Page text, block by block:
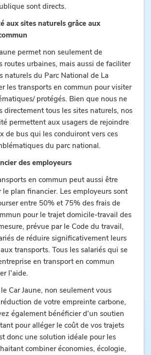
sont directs.
aux sites naturels grâce aux
permet non seulement de
routes urbaines, mais aussi de faciliter
naturels du Parc National de La
les transports en commun pour visiter
protégés. Bien que nous ne
directement tous les sites naturels, nos
permettent aux usagers de rejoindre
de bus qui les conduiront vers ces
du parc national.
des employeurs
en commun peut aussi être
plan financier. Les employeurs sont
entre 50% et 75% des frais de
pour le trajet domicile-travail des
prévue par le Code du travail,
de réduire significativement leurs
transports. Tous les salariés qui se
en transport en commun
l’aide.
Car Jaune, non seulement vous
de votre empreinte carbone,
également bénéficier d’un soutien
pour alléger le coût de vos trajets
donc une solution idéale pour les
combiner économies, écologie,